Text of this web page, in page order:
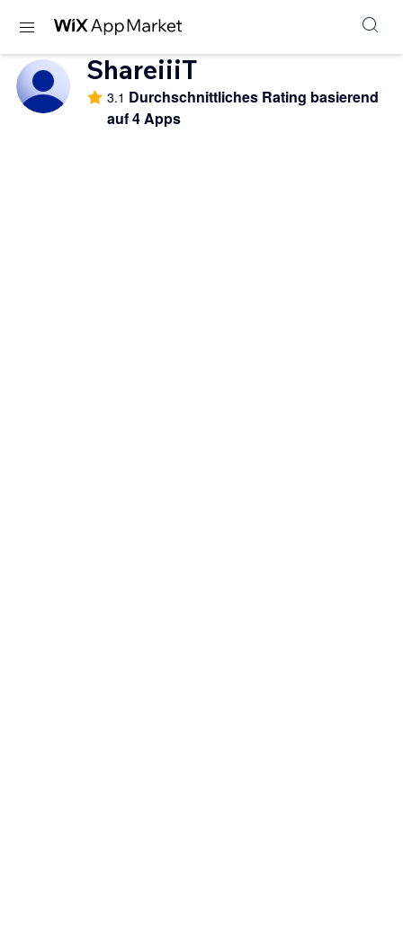
ShareiiiT
3.1 Durchschnittliches Rating basierend
auf 4 Apps